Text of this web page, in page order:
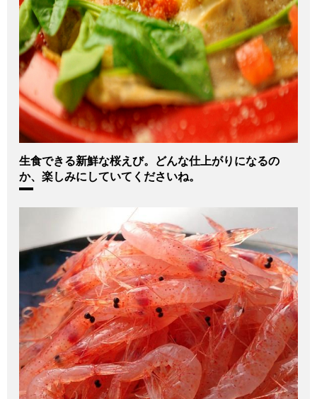
生食できる新鮮な桜えび。どんな仕上がりになるの
か、楽しみにしていてくださいね。